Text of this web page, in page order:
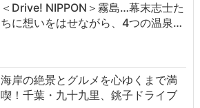
＜Drive! NIPPON＞霧島…幕末志士た
ちに想いをはせながら、4つの温泉…
海岸の絶景とグルメを心ゆくまで満
喫！千葉・九十九里、銚子ドライブ